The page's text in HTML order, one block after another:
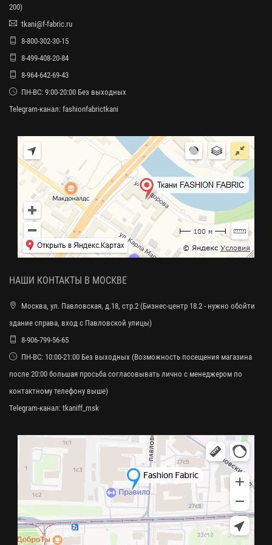
200)
tkani@f-fabric.ru
8-800-302-30-15
8-499-408-20-84
8-964-642-69-43
ПН-ВС: 9:00-20:00 Без выходных
Telegram-канал: fashionfabrictkani
НАШИ КОНТАКТЫ В МОСКВЕ
Москва, ул. Павловская, д.18, стр.2 (Бизнес-центр 18.2 - нужно обойти
здание справа, вход с Павловской улицы)
8-906-799-56-65
ПН-ВС: 10:00-21:00 Без выходных (Возможность посещения магазина
после 20:00 большая просьба согласовывать лично с менеджером по
контактному телефону выше)
Telegram-канал: tkaniff_msk